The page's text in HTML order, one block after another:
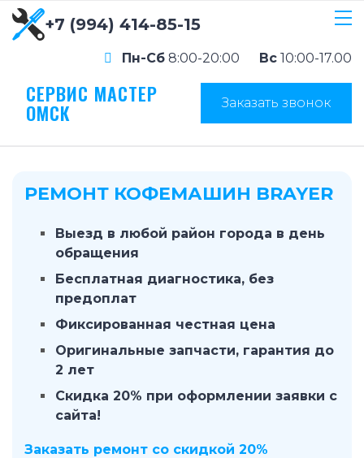
+7 (994) 414-85-15
Пн-Сб 8:00-20:00 Вс 10:00-17.00
СЕРВИС МАСТЕР
ОМСК Заказать звонок
РЕМОНТ КОФЕМАШИН BRAYER
Выезд в любой район города в день
обращения
Бесплатная диагностика, без
предоплат
Фиксированная честная цена
Оригинальные запчасти, гарантия до
2 лет
Скидка 20% при оформлении заявки с
сайта!
Заказать ремонт со скидкой 20%